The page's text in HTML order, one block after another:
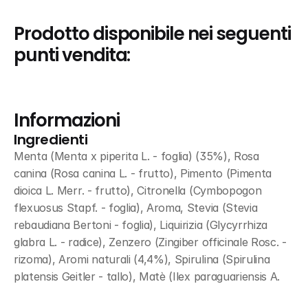
Prodotto disponibile nei seguenti
punti vendita:
Informazioni
Ingredienti
Menta (Menta x piperita L. - foglia) (35%), Rosa
canina (Rosa canina L. - frutto), Pimento (Pimenta
dioica L. Merr. - frutto), Citronella (Cymbopogon
flexuosus Stapf. - foglia), Aroma, Stevia (Stevia
rebaudiana Bertoni - foglia), Liquirizia (Glycyrrhiza
glabra L. - radice), Zenzero (Zingiber officinale Rosc. -
rizoma), Aromi naturali (4,4%), Spirulina (Spirulina
platensis Geitler - tallo), Matè (Ilex paraguariensis A.